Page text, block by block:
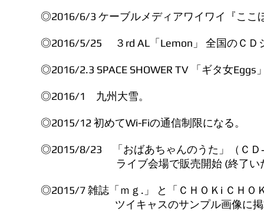
◎2016/6/3 ケーブルメディアワイワイ『ここ
◎2016/5/25 ３rd AL「Lemon」 全国のＣＤ
◎2016/2.3 SPACE SHOWER TV 「ギタ女Eggs
◎2016/1 九州大雪。
◎2015/12 初めてWi-Fiの通信制限になる。
◎2015/8/23 「おばあちゃんのうた」（Ｃ
ライブ会場で販売開始 (終了いた
◎2015/7 雑誌「ｍｇ.」 と「ＣＨＯＫi ＣＨＯ
ツイキャスのサンプル画像に掲載